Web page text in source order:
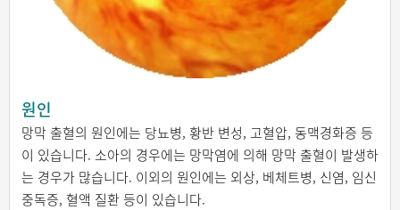
원인
망막 출혈의 원인에는 당뇨병, 황반 변성, 고혈압, 동맥경화증 등
이 있습니다. 소아의 경우에는 망막염에 의해 망막 출혈이 발생하
는 경우가 많습니다. 이외의 원인에는 외상, 베체트병, 신염, 임신
중독증, 혈액 질환 등이 있습니다.